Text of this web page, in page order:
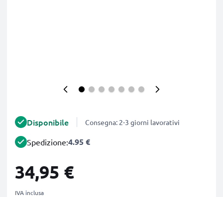
Disponibile Consegna: 2-3 giorni lavorativi
Spedizione:4.95 €
34,95 €
IVA inclusa